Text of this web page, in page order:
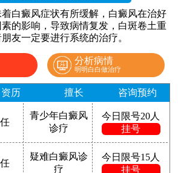
白癜风症状有所缓解，白癜风在治好
的影响，导致病情复发，白斑卷土重
友一定要进行系统的治疗。
分析病情
明明白白做治疗
资历 擅长 咨询预约
青少年白癜风
诊疗
今日限号20人
挂号
疑难白癜风诊
疗
今日限号15人
挂号